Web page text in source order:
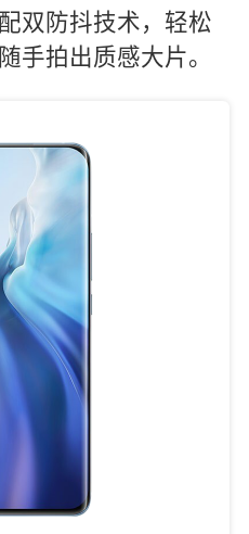
双防抖技术，轻松
手拍出质感大片。